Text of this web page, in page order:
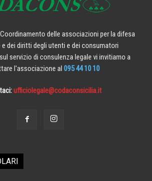
delle associazioni per la difesa
dei diritti degli utenti e dei consumatori
servizio di consulenza legale vi invitiamo a
l'associazione al 095 44 10 10
ufficiolegale@codaconsicilia.it